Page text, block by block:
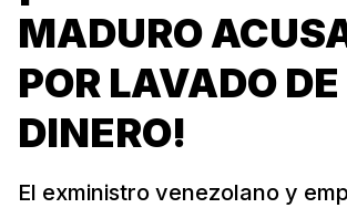
MADURO
POR LAVADO DE
DINERO!
El exministro venezolano y